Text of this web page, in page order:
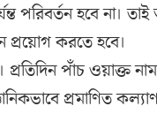
পরিবর্তন হবে না।
প্রয়োগ করতে হবে।
পাঁচ ওয়াক্ত
প্রমাণিত